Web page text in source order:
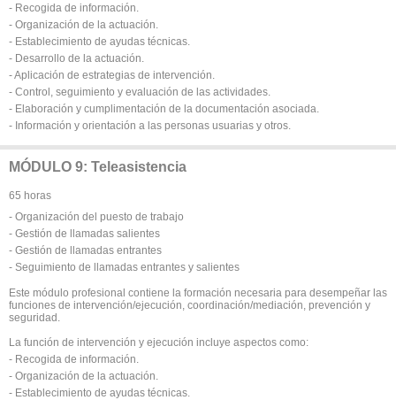
- Recogida de información.
- Organización de la actuación.
- Establecimiento de ayudas técnicas.
- Desarrollo de la actuación.
- Aplicación de estrategias de intervención.
- Control, seguimiento y evaluación de las actividades.
- Elaboración y cumplimentación de la documentación asociada.
- Información y orientación a las personas usuarias y otros.
MÓDULO 9: Teleasistencia
65 horas
- Organización del puesto de trabajo
- Gestión de llamadas salientes
- Gestión de llamadas entrantes
- Seguimiento de llamadas entrantes y salientes
Este módulo profesional contiene la formación necesaria para desempeñar las
funciones de intervención/ejecución, coordinación/mediación, prevención y
seguridad.
La función de intervención y ejecución incluye aspectos como:
- Recogida de información.
- Organización de la actuación.
- Establecimiento de ayudas técnicas.